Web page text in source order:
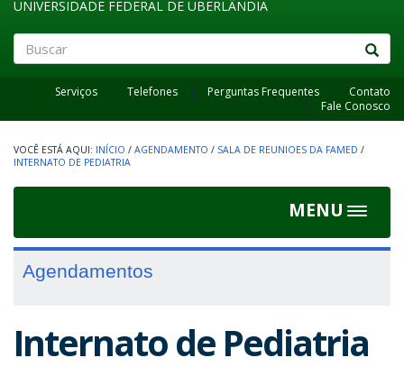
UNIVERSIDADE FEDERAL DE UBERLÂNDIA
Serviços Telefones Perguntas Frequentes
Contato
Fale Conosco
INÍCIO / AGENDAMENTO / SALA DE REUNIOES DA FAMED /
INTERNATO DE PEDIATRIA
MENU
Toggle
Agendamentos
Internato de Pediatria